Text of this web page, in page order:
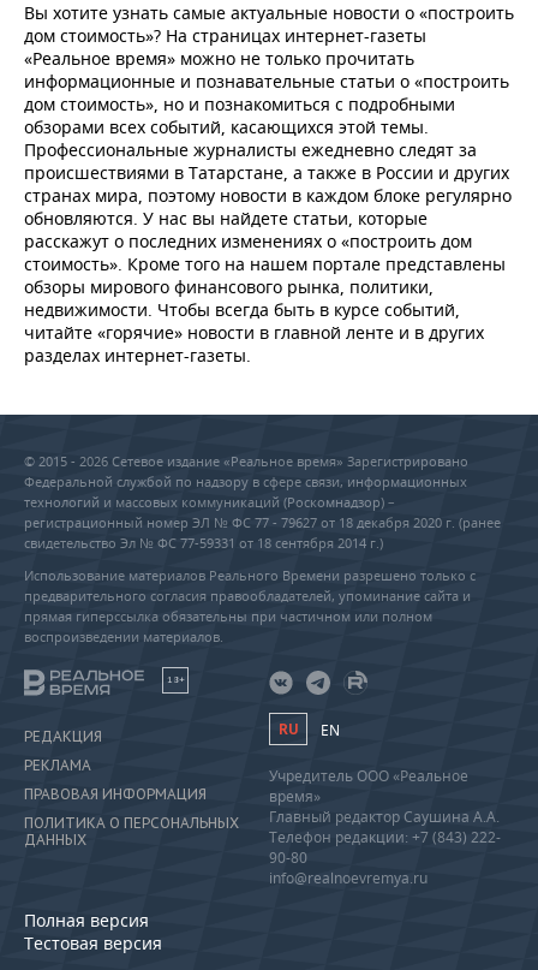
Вы хотите узнать самые актуальные новости о «построить
дом стоимость»? На страницах интернет-газеты
«Реальное время» можно не только прочитать
информационные и познавательные статьи о «построить
дом стоимость», но и познакомиться с подробными
обзорами всех событий, касающихся этой темы.
Профессиональные журналисты ежедневно следят за
происшествиями в Татарстане, а также в России и других
странах мира, поэтому новости в каждом блоке регулярно
обновляются. У нас вы найдете статьи, которые
расскажут о последних изменениях о «построить дом
стоимость». Кроме того на нашем портале представлены
обзоры мирового финансового рынка, политики,
недвижимости. Чтобы всегда быть в курсе событий,
читайте «горячие» новости в главной ленте и в других
разделах интернет-газеты.
© 2015 - 2026 Сетевое издание «Реальное время» Зарегистрировано
Федеральной службой по надзору в сфере связи, информационных
технологий и массовых коммуникаций (Роскомнадзор) –
регистрационный номер ЭЛ № ФС 77 - 79627 от 18 декабря 2020 г. (ранее
свидетельство Эл № ФС 77-59331 от 18 сентября 2014 г.)
Использование материалов Реального Времени разрешено только с
предварительного согласия правообладателей, упоминание сайта и
прямая гиперссылка обязательны при частичном или полном
воспроизведении материалов.
18+
РЕДАКЦИЯ
РЕКЛАМА
ПРАВОВАЯ ИНФОРМАЦИЯ
ПОЛИТИКА О ПЕРСОНАЛЬНЫХ
ДАННЫХ
Полная версия
Тестовая версия
RU EN
Учредитель ООО «Реальное
время»
Главный редактор Саушина А.А.
Телефон редакции: +7 (843) 222-
90-80
info@realnoevremya.ru